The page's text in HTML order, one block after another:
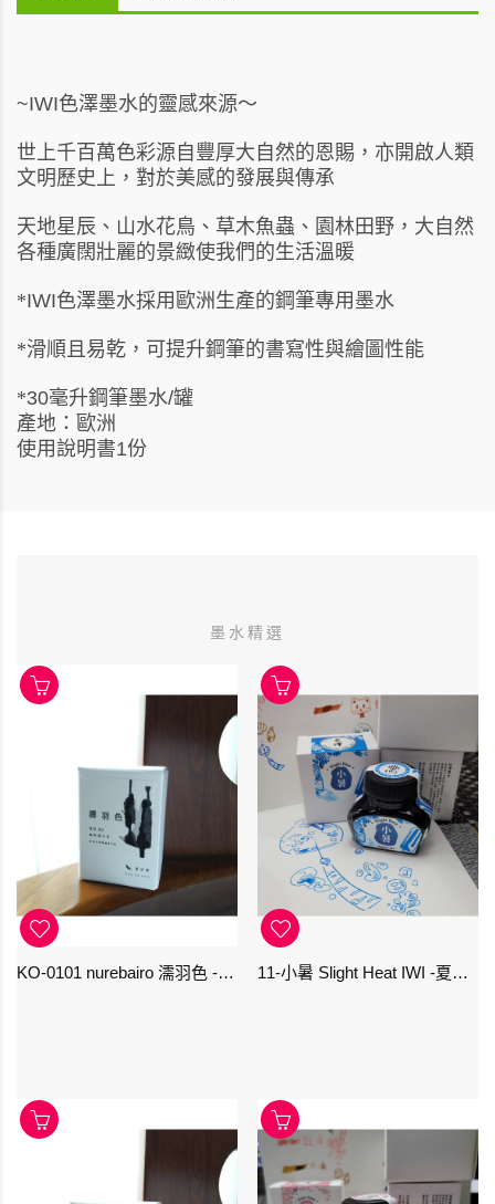
~IWI色澤墨水的靈感來源～
世上千百萬色彩源自豐厚大自然的恩賜，亦開啟人類
文明歷史上，對於美感的發展與傳承
天地星辰、山水花鳥、草木魚蟲、園林田野，大自然
各種廣闊壯麗的景緻使我們的生活溫暖
*IWI色澤墨水採用歐洲生產的鋼筆專用墨水
*滑順且易乾，可提升鋼筆的書寫性與繪圖性能
*30毫升鋼筆墨水/罐
產地：歐洲
使用說明書1份
墨水精選
KO-0101 nurebairo 濡羽色 -日本名牌京の音樽裝鋼筆墨水40ml 4573356130012 11-小暑 Slight Heat IWI -夏季-24節氣色澤鋼筆墨水